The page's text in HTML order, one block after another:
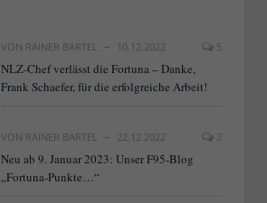
VON RAINER BARTEL 10.12.2022 5
NLZ-Chef verlässt die Fortuna – Danke,
Frank Schaefer, für die erfolgreiche Arbeit!
VON RAINER BARTEL 22.12.2022 2
Neu ab 9. Januar 2023: Unser F95-Blog
„Fortuna-Punkte…“